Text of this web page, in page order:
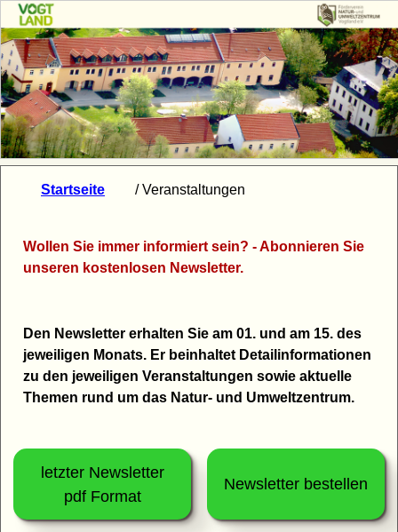
Startseite / Veranstaltungen
Wollen Sie immer informiert sein? - Abonnieren Sie
unseren kostenlosen Newsletter.
Den Newsletter erhalten Sie am 01. und am 15. des
jeweiligen Monats. Er beinhaltet Detailinformationen
zu den jeweiligen Veranstaltungen sowie aktuelle
Themen rund um das Natur- und Umweltzentrum.
letzter Newsletter
pdf Format
Newsletter bestellen